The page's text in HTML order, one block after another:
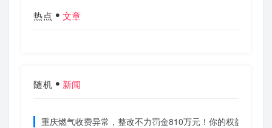
热点 文章
随机 新闻
重庆燃气收费异常，整改不力罚金810万元！你的权益被侵犯